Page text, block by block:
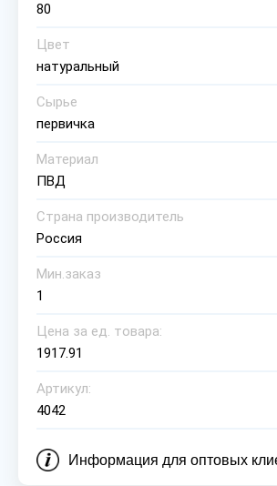
80
Цвет
натуральный
Сырье
первичка
Материал
ПВД
Страна производитель
Россия
Мин.заказ
1
Цена за ед. товара:
1917.91
Артикул:
4042
Информация для оптовых